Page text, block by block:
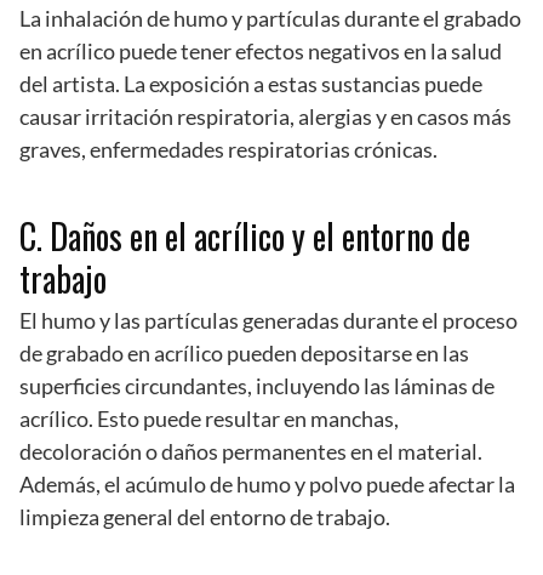
La inhalación de humo y partículas durante el grabado
en acrílico puede tener efectos negativos en la salud
del artista. La exposición a estas sustancias puede
causar irritación respiratoria, alergias y en casos más
graves, enfermedades respiratorias crónicas.
C. Daños en el acrílico y el entorno de
trabajo
El humo y las partículas generadas durante el proceso
de grabado en acrílico pueden depositarse en las
superficies circundantes, incluyendo las láminas de
acrílico. Esto puede resultar en manchas,
decoloración o daños permanentes en el material.
Además, el acúmulo de humo y polvo puede afectar la
limpieza general del entorno de trabajo.